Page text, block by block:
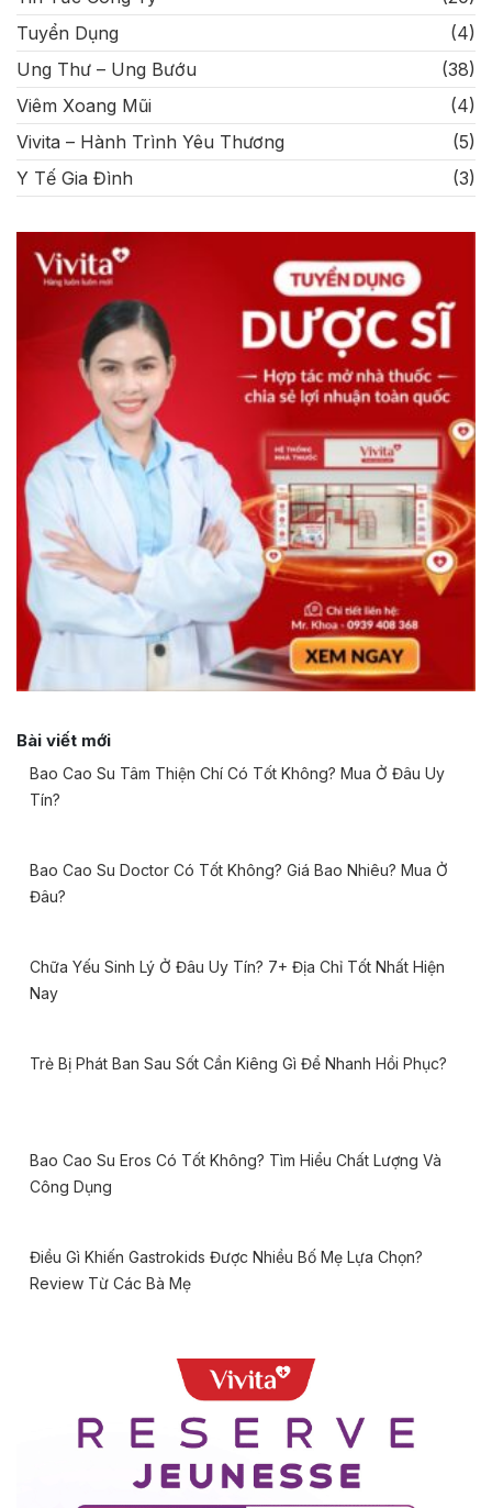
Tuyển Dụng
(4)
Ung Thư – Ung Bướu
(38)
Viêm Xoang Mũi
(4)
Vivita – Hành Trình Yêu Thương
(5)
Y Tế Gia Đình
(3)
Bài viết mới
Bao Cao Su Tâm Thiện Chí Có Tốt Không? Mua Ở Đâu Uy
Tín?
Bao Cao Su Doctor Có Tốt Không? Giá Bao Nhiêu? Mua Ở
Đâu?
Chữa Yếu Sinh Lý Ở Đâu Uy Tín? 7+ Địa Chỉ Tốt Nhất Hiện
Nay
Trẻ Bị Phát Ban Sau Sốt Cần Kiêng Gì Để Nhanh Hồi Phục?
Bao Cao Su Eros Có Tốt Không? Tìm Hiểu Chất Lượng Và
Công Dụng
Điều Gì Khiến Gastrokids Được Nhiều Bố Mẹ Lựa Chọn?
Review Từ Các Bà Mẹ